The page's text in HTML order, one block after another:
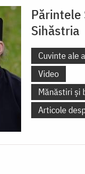
Părintele
Sihăstria
Cuvinte ale
Video
Mănăstiri și
Articole